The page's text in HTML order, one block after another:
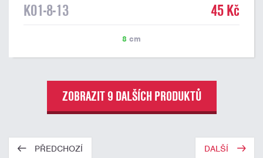
K01-8-13 45 Kč
8 cm
ZOBRAZIT 9 DALŠÍCH PRODUKTŮ
PŘEDCHOZÍ DALŠÍ